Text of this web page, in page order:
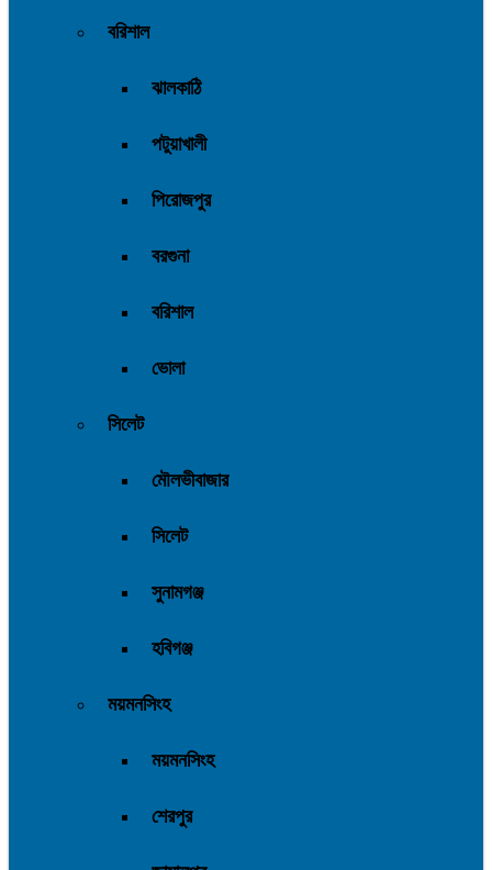
বরিশাল
ঝালকাঠি
পটুয়াখালী
পিরোজপুর
বরগুনা
বরিশাল
ভোলা
সিলেট
মৌলভীবাজার
সিলেট
সুনামগঞ্জ
হবিগঞ্জ
ময়মনসিংহ
ময়মনসিংহ
শেরপুর